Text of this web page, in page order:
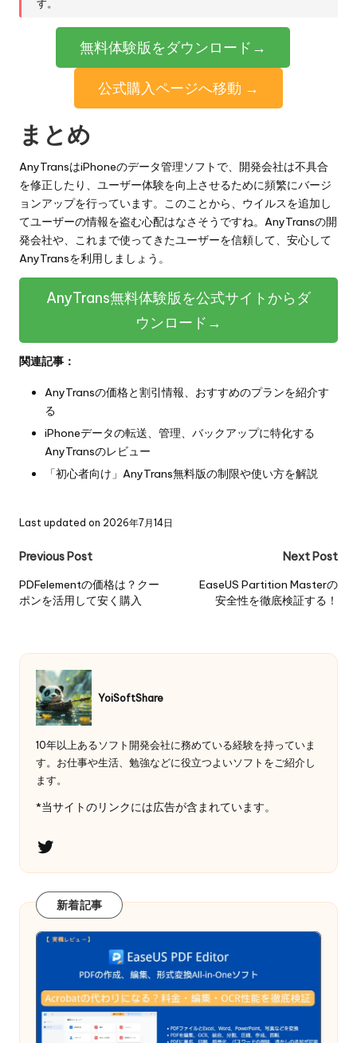
す。
無料体験版をダウンロード→
公式購入ページへ移動 →
まとめ
AnyTransはiPhoneのデータ管理ソフトで、開発会社は不具合
を修正したり、ユーザー体験を向上させるために頻繁にバージ
ョンアップを行っています。このことから、ウイルスを追加し
てユーザーの情報を盗む心配はなさそうですね。AnyTransの開
発会社や、これまで使ってきたユーザーを信頼して、安心して
AnyTransを利用しましょう。
AnyTrans無料体験版を公式サイトからダ
ウンロード→
関連記事：
AnyTransの価格と割引情報、おすすめのプランを紹介す
る
iPhoneデータの転送、管理、バックアップに特化する
AnyTransのレビュー
「初心者向け」AnyTrans無料版の制限や使い方を解説
Last updated on 2026年7月14日
Post
navigation
Previous Post
PDFelementの価格は？クー
ポンを活用して安く購入
Next Post
EaseUS Partition Masterの
安全性を徹底検証する！
YoiSoftShare
10年以上あるソフト開発会社に務めている経験を持っていま
す。お仕事や生活、勉強などに役立つよいソフトをご紹介し
ます。
*当サイトのリンクには広告が含まれています。
Twitter
新着記事